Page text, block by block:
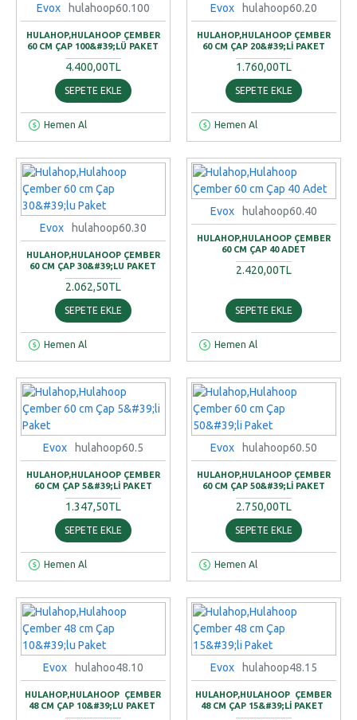
Evox hulahoop60.100
HULAHOP,HULAHOOP ÇEMBER
60 CM ÇAP 100&#39;LÜ PAKET
4.400,00TL
SEPETE EKLE
Hemen Al
Evox hulahoop60.20
HULAHOP,HULAHOOP ÇEMBER
60 CM ÇAP 20&#39;LI PAKET
1.760,00TL
SEPETE EKLE
Hemen Al
Evox hulahoop60.30
HULAHOP,HULAHOOP ÇEMBER
60 CM ÇAP 30&#39;LU PAKET
2.062,50TL
SEPETE EKLE
Hemen Al
Evox hulahoop60.40
HULAHOP,HULAHOOP ÇEMBER
60 CM ÇAP 40 ADET
2.420,00TL
SEPETE EKLE
Hemen Al
Evox hulahoop60.5
HULAHOP,HULAHOOP ÇEMBER
60 CM ÇAP 5&#39;LI PAKET
1.347,50TL
SEPETE EKLE
Hemen Al
Evox hulahoop60.50
HULAHOP,HULAHOOP ÇEMBER
60 CM ÇAP 50&#39;LI PAKET
2.750,00TL
SEPETE EKLE
Hemen Al
Evox hulahoo48.10
HULAHOP,HULAHOOP ÇEMBER
48 CM ÇAP 10&#39;LU PAKET
Evox hulahoop48.15
HULAHOP,HULAHOOP ÇEMBER
48 CM ÇAP 15&#39;LI PAKET